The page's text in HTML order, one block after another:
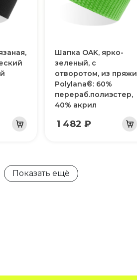
Шапка OAK, ярко-
зеленый, с
отворотом, из пряжи
Polylana®: 60%
перераб.полиэстер,
40% акрил
1 482 ₽
Показать ещё